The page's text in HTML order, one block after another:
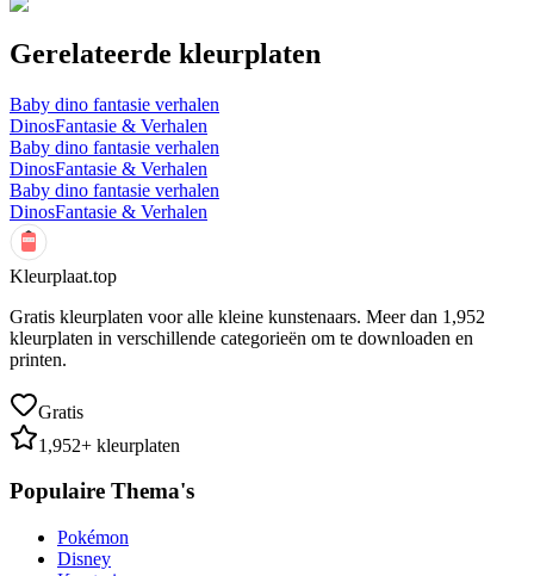
Gerelateerde kleurplaten
Baby dino fantasie verhalen
DinosFantasie & Verhalen
Baby dino fantasie verhalen
DinosFantasie & Verhalen
Baby dino fantasie verhalen
DinosFantasie & Verhalen
Kleurplaat.top
Gratis kleurplaten voor alle kleine kunstenaars. Meer dan 1,952
kleurplaten in verschillende categorieën om te downloaden en
printen.
Gratis
1,952+ kleurplaten
Populaire Thema's
Pokémon
Disney